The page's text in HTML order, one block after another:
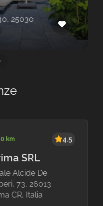
25030
km
SRL
Alcide De
73, 26013
CR, Italia
4.5